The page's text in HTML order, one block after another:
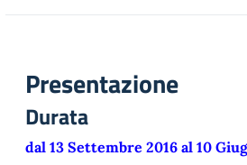
Presentazione
Durata
dal 13 Settembre 2016 al 10